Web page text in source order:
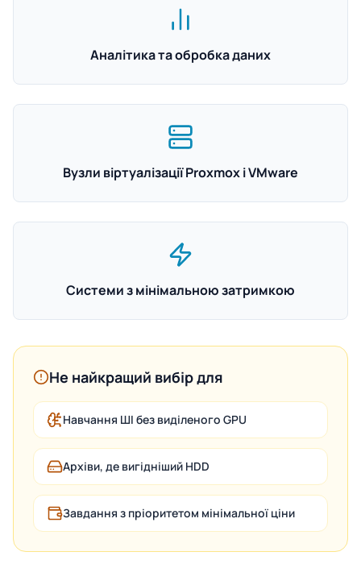
Аналітика та обробка даних
Вузли віртуалізації Proxmox і VMware
Системи з мінімальною затримкою
Не найкращий вибір для
Навчання ШІ без виділеного GPU
Архіви, де вигідніший HDD
Завдання з пріоритетом мінімальної ціни